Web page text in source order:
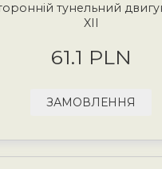
тунельний
XII
61.1 PLN
ЗАМОВЛЕННЯ